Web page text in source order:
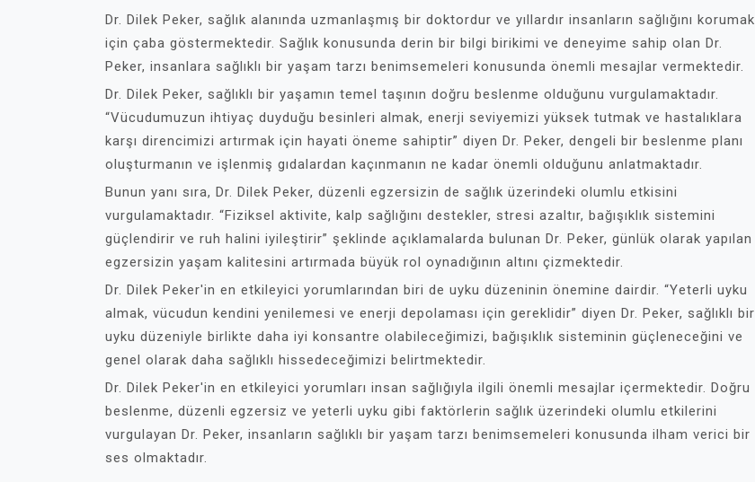
Dr. Dilek Peker, sağlık alanında uzmanlaşmış bir doktordur ve yıllardır insanların sağlığını korumak
için çaba göstermektedir. Sağlık konusunda derin bir bilgi birikimi ve deneyime sahip olan Dr.
Peker, insanlara sağlıklı bir yaşam tarzı benimsemeleri konusunda önemli mesajlar vermektedir.
Dr. Dilek Peker, sağlıklı bir yaşamın temel taşının doğru beslenme olduğunu vurgulamaktadır.
“Vücudumuzun ihtiyaç duyduğu besinleri almak, enerji seviyemizi yüksek tutmak ve hastalıklara
karşı direncimizi artırmak için hayati öneme sahiptir” diyen Dr. Peker, dengeli bir beslenme planı
oluşturmanın ve işlenmiş gıdalardan kaçınmanın ne kadar önemli olduğunu anlatmaktadır.
Bunun yanı sıra, Dr. Dilek Peker, düzenli egzersizin de sağlık üzerindeki olumlu etkisini
vurgulamaktadır. “Fiziksel aktivite, kalp sağlığını destekler, stresi azaltır, bağışıklık sistemini
güçlendirir ve ruh halini iyileştirir” şeklinde açıklamalarda bulunan Dr. Peker, günlük olarak yapılan
egzersizin yaşam kalitesini artırmada büyük rol oynadığının altını çizmektedir.
Dr. Dilek Peker'in en etkileyici yorumlarından biri de uyku düzeninin önemine dairdir. “Yeterli uyku
almak, vücudun kendini yenilemesi ve enerji depolaması için gereklidir” diyen Dr. Peker, sağlıklı bir
uyku düzeniyle birlikte daha iyi konsantre olabileceğimizi, bağışıklık sisteminin güçleneceğini ve
genel olarak daha sağlıklı hissedeceğimizi belirtmektedir.
Dr. Dilek Peker'in en etkileyici yorumları insan sağlığıyla ilgili önemli mesajlar içermektedir. Doğru
beslenme, düzenli egzersiz ve yeterli uyku gibi faktörlerin sağlık üzerindeki olumlu etkilerini
vurgulayan Dr. Peker, insanların sağlıklı bir yaşam tarzı benimsemeleri konusunda ilham verici bir
ses olmaktadır.